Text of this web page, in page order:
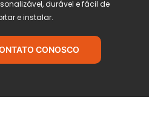
durável e fácil de
e instalar.
CONOSCO